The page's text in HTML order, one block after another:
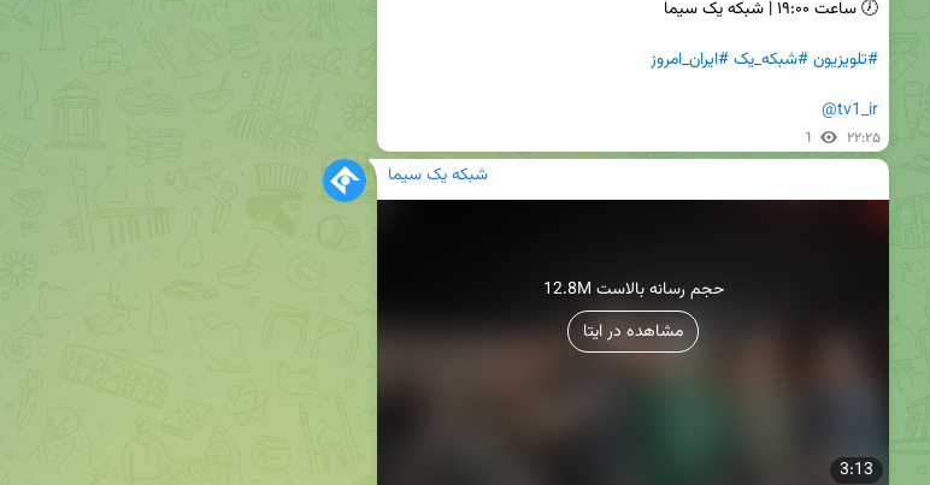
#تلویزیون#شبکه_یک#ایران_امروز
@tv1_ir
1 ۲۲:۲۵
شبکه یک سیما
3:13
12.8M حجم رسانه بالاست
مشاهده در ایتا